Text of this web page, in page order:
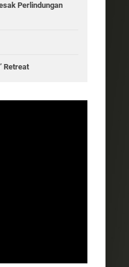
Perlindungan
Retreat